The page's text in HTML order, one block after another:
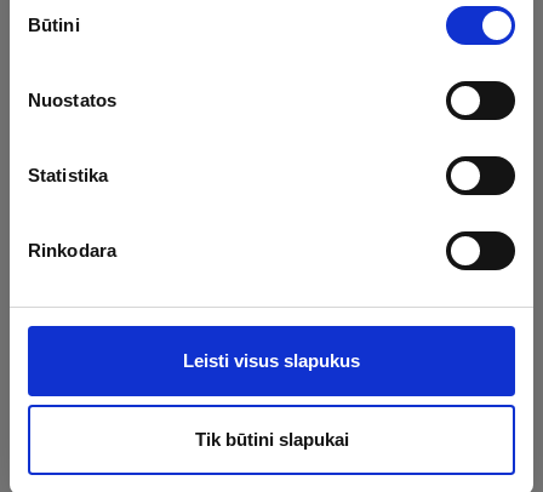
pasirinkimas
Būtini
Nuostatos
Statistika
Rinkodara
Leisti visus slapukus
Tik būtini slapukai
SPA veido ir galvos
40 min.
Apsilankymas baseine ir pirčių